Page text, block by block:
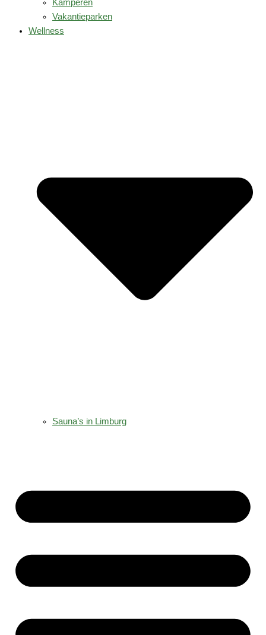
Kamperen
Vakantieparken
Wellness
Sauna’s in Limburg